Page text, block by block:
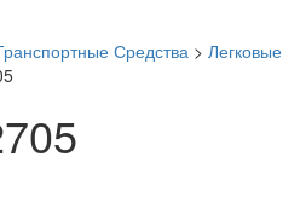
Средства > Легковые